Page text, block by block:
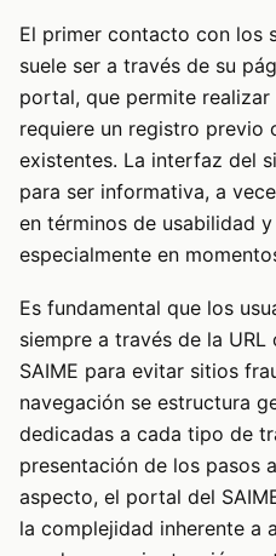
El primer contacto con los
suele ser a través de su
portal, que permite
requiere un registro previo
existentes. La interfaz del
para ser informativa, a
en términos de usabilidad
especialmente en
Es fundamental que los
siempre a través de la
SAIME para evitar sitios
navegación se estructura
dedicadas a cada tipo de
presentación de los pasos
aspecto, el portal del
la complejidad inherente a